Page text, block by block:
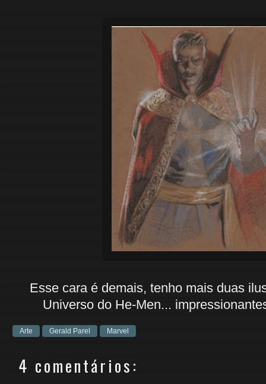
Esse cara é demais, tenho mais duas
Universo do He-Men...
Arte Gerald Parel Marvel
4 comentários: